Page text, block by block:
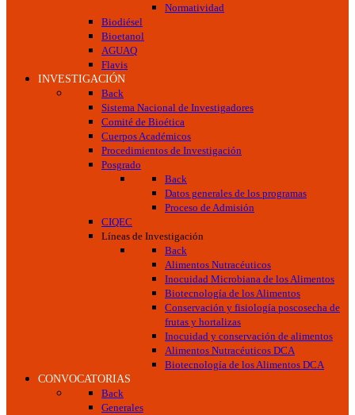
Normatividad
Biodiésel
Bioetanol
AGUAQ
Flavis
INVESTIGACIÓN
Back
Sistema Nacional de Investigadores
Comité de Bioética
Cuerpos Académicos
Procedimientos de Investigación
Posgrado
Back
Datos generales de los programas
Proceso de Admisión
CIQEC
Líneas de Investigación
Back
Alimentos Nutracéuticos
Inocuidad Microbiana de los Alimentos
Biotecnología de los Alimentos
Conservación y fisiología poscosecha de
frutas y hortalizas
Inocuidad y conservación de alimentos
Alimentos Nutracéuticos DCA
Biotecnología de los Alimentos DCA
CONVOCATORIAS
Back
Generales